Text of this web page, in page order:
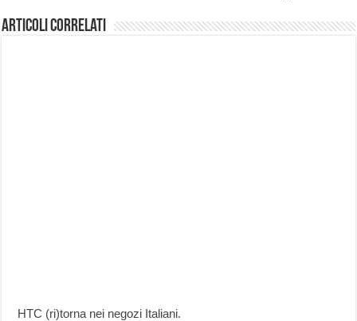
Articoli correlati
HTC (ri)torna nei negozi Italiani.